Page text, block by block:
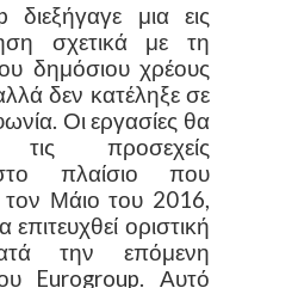
διεξήγαγε μια εις
σχετικά με τη
δημόσιου χρέους
δεν κατέληξε σε
Οι εργασίες θα
τις προσεχείς
πλαίσιο που
Μάιο του 2016,
οριστική
την επόμενη
Eurogroup. Αυτό